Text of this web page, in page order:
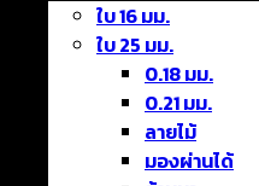
ใบ 16 มม.
ใบ 25 มม.
0.18 มม.
0.21 มม.
ลายไม้
มองผ่านได้